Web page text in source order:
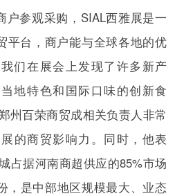
户参观采购，SIAL西雅展是一
平台，商户能与全球各地的优
们在展会上发现了许多新产
地特色和国际口味的创新食
州百荣商贸成相关负责人非常
的商贸影响力。同时，他表
占据河南商超供应的85%市场
，是中部地区规模最大、业态